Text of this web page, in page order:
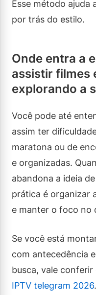
Esse método ajuda
por trás do estilo.
Onde entra a
assistir filmes
explorando a
Você pode até
assim ter
maratona ou de
e organizadas.
abandona a ideia
prática é organizar
e manter o foco no
Se você está
com antecedência
busca, vale
IPTV telegram 2026